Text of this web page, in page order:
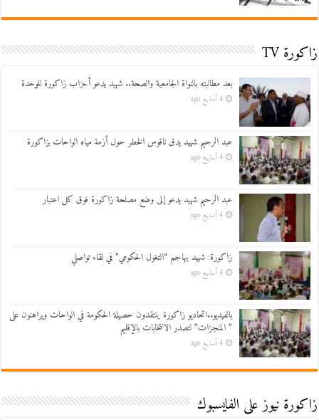
زاكورة TV
بعد مطالبته بالنواة الجامعية والصحة.. شهيد يدعو أحزاب زاكورة للوحدة
4 أسابيع ago
عبد الرحيم شهيد يدق ناقوس الخطر حول أزمة مياه الواحات بزاكورة
4 أسابيع ago
عبد الرحيم شهيد يدعو إلى وضع مصلحة زاكورة فوق كل اعتبار
4 أسابيع ago
زاكورة: شهيد يهاجم “التغول الحكومي” في لقاء تواصلي
4 أسابيع ago
بالفيديو..اتحاديو زاكورة ينتقدون حصيلة الحكومة في الواحات ويراهنون على
” المنجزات” لتصدر الانتخابات بالإقليم
4 أسابيع ago
زاكورة نيوز على الفايسبوك